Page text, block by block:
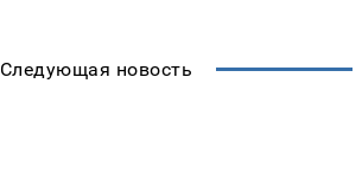
Следующая новость